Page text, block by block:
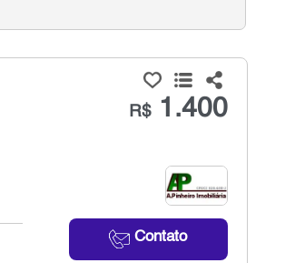
R$1.400
Contato